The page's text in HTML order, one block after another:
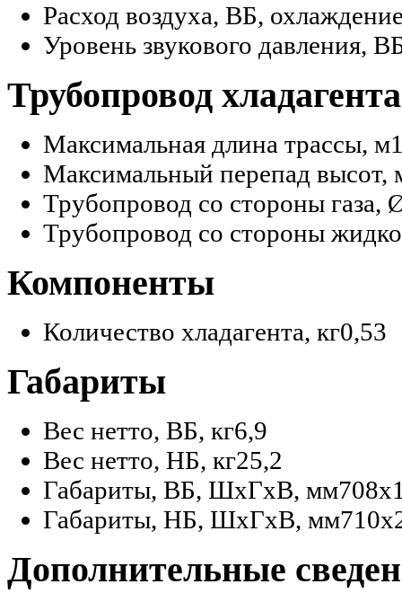
Расход воздуха, ВБ,
Уровень звукового давления,
Трубопровод хладагента
Максимальная длина трассы, м
Максимальный перепад высот,
Трубопровод со стороны газа,
Трубопровод со стороны
Компоненты
Количество хладагента, кг0,53
Габариты
Вес нетто, ВБ, кг6,9
Вес нетто, НБ, кг25,2
Габариты, ВБ, ШхГхВ, мм
Габариты, НБ, ШхГхВ, мм
Дополнительные